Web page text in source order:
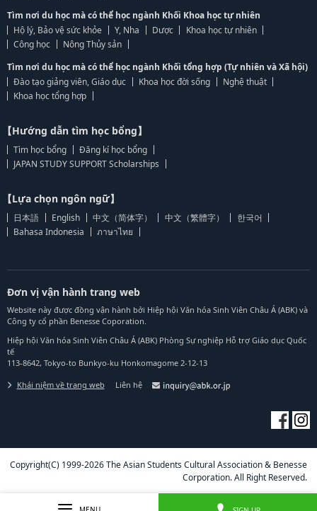
Tìm nơi du học mà có thể học ngành Khối Khoa học tự nhiên
Hộ lý, Bảo vệ sức khỏe
Y, Nha Dược
Khoa học tự nhiên
Công học
Nông Thủy sản
Tìm nơi du học mà có thể học ngành Khối tổng hợp (Tự nhiên và Xã hội)
Đào tạo giảng viên, Giáo dục
Khoa học đời sống
Nghệ thuật
Khoa học tổng hợp
【Hướng dẫn tìm học bổng】
Tìm học bổng
Đăng kí học bổng
JAPAN STUDY SUPPORT Scholarships
【Lựa chọn ngôn ngữ】
日本語 English 中文（简体字） 中文（繁體字）
한국어
Bahasa Indonesia
ภาษาไทย
Đơn vị vận hành trang web
Website này được đồng vận hành bởi Hiệp hội Văn hóa Sinh Viên Châu Á (ABK) và
Công ty cổ phần Benesse Coporation.
Hiệp hội Văn hóa Sinh Viên Châu Á (ABK) Phòng Sự nghiệp Hỗ trợ Giáo dục Quốc
tế
113-8642, Tokyo-to Bunkyo-ku Honkomagome 2-12-13
Khái niệm về trang web Liên hệ
Copyright(C) 1999-2026 The Asian Students Cultural Association & Benesse
Corporation. All Right Reserved.